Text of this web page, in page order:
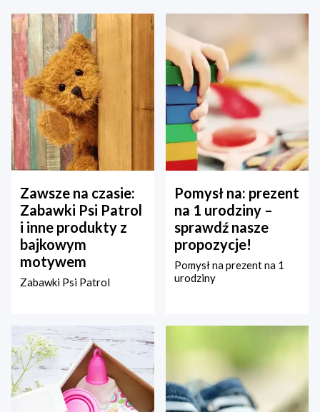
Zawsze na czasie:
Zabawki Psi Patrol
i inne produkty z
bajkowym
motywem
Zabawki Psi Patrol
Pomysł na: prezent
na 1 urodziny –
sprawdź nasze
propozycje!
Pomysł na prezent na 1
urodziny